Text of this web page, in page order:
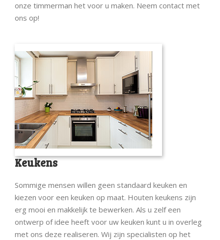
onze timmerman het voor u maken. Neem contact met
ons op!
Keukens
Sommige mensen willen geen standaard keuken en
kiezen voor een keuken op maat. Houten keukens zijn
erg mooi en makkelijk te bewerken. Als u zelf een
ontwerp of idee heeft voor uw keuken kunt u in overleg
met ons deze realiseren. Wij zijn specialisten op het